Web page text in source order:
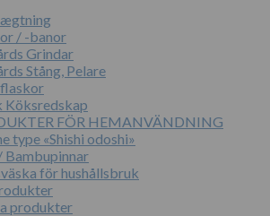
/ -banor
Grindar
Stång, Pelare
Köksredskap
FÖR HEMANVÄNDNING
type «Shishi odoshi»
Bambupinnar
för hushållsbruk
produkter